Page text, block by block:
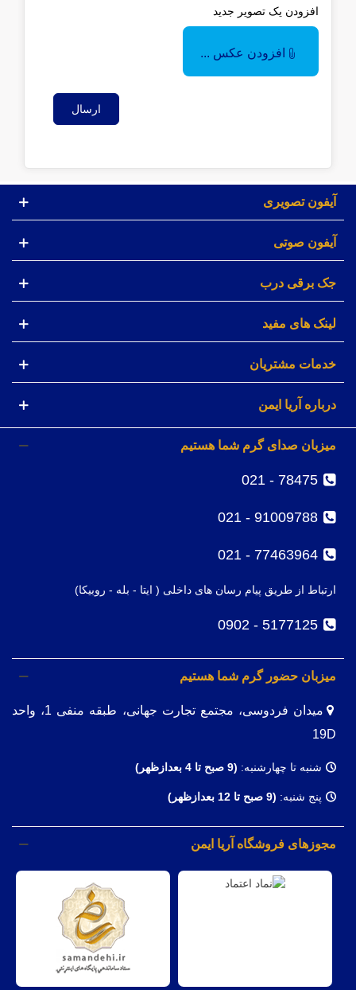
افزودن یک تصویر جدید
افزودن عکس ...
ارسال
آیفون تصویری
آیفون صوتی
جک برقی درب
لینک های مفید
خدمات مشتریان
درباره آریا ایمن
میزبان صدای گرم شما هستیم
78475 - 021
91009788 - 021
77463964 - 021
ارتباط از طریق پیام رسان های داخلی ( ایتا - بله - روبیکا)
5177125 - 0902
میزبان حضور گرم شما هستیم
میدان فردوسی، مجتمع تجارت جهانی، طبقه منفی 1، واحد
19D
شنبه تا چهارشنبه: (9 صبح تا 4 بعدازظهر)
پنج شنبه: (9 صبح تا 12 بعدازظهر)
مجوزهای فروشگاه آریا ایمن